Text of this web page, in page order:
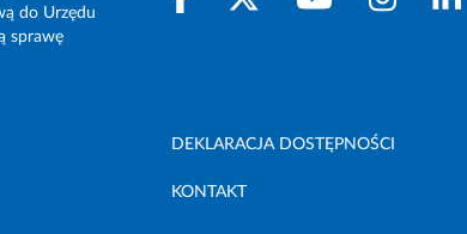
do Urzędu
sprawę
DEKLARACJA DOSTĘPNOŚCI
KONTAKT